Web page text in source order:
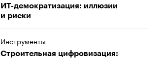
ИТ-демократизация: иллюзии
и риски
Инструменты
Строительная цифровизация: